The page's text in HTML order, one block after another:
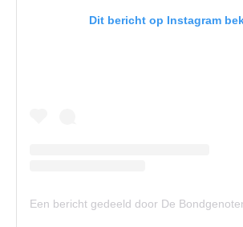
Dit bericht op Instagram